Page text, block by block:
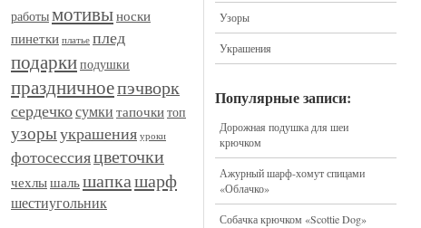
работымотивыноски
пинетки платье плед
подаркиподушки
праздничноепэчворк
сердечкосумки тапочкитоп
узорыукрашения уроки
фотосессияцветочки
чехлышальшапкашарф
шестиугольник
Узоры
Украшения
Популярные записи:
Дорожная подушка для шеи
крючком
Ажурный шарф-хомут спицами
«Облачко»
Собачка крючком «Scottie Dog»